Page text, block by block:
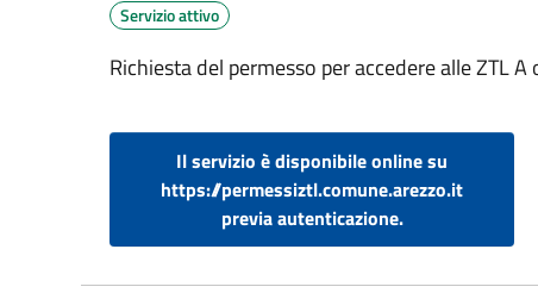
Servizio attivo
Richiesta del permesso per accedere alle ZTL
Il servizio è disponibile online su
https://permessiztl.comune.arezzo.it
previa autenticazione.